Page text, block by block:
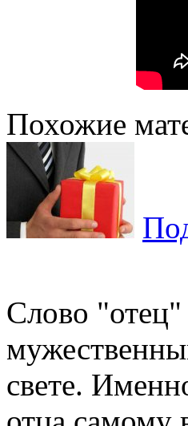
Похожие
Слово "отец"
свете.